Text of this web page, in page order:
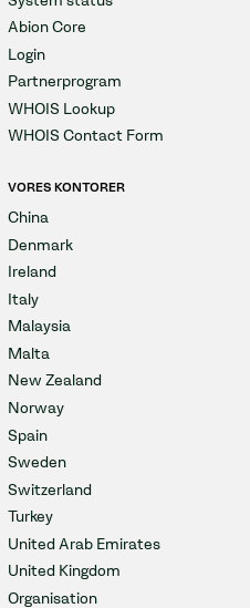
Abion Core
Login
Partnerprogram
WHOIS Lookup
WHOIS Contact Form
VORES KONTORER
China
Denmark
Ireland
Italy
Malaysia
Malta
New Zealand
Norway
Spain
Sweden
Switzerland
Turkey
United Arab Emirates
United Kingdom
Organisation